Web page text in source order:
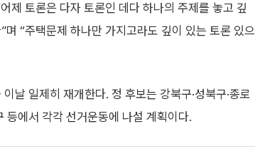
제 토론은 다자 토론인 데다 하나의 주제를 놓고 깊
“주택문제 하나만 가지고라도 깊이 있는 토론 있으
날 일제히 재개한다. 정 후보는 강북구·성북구·종로
등에서 각각 선거운동에 나설 계획이다.